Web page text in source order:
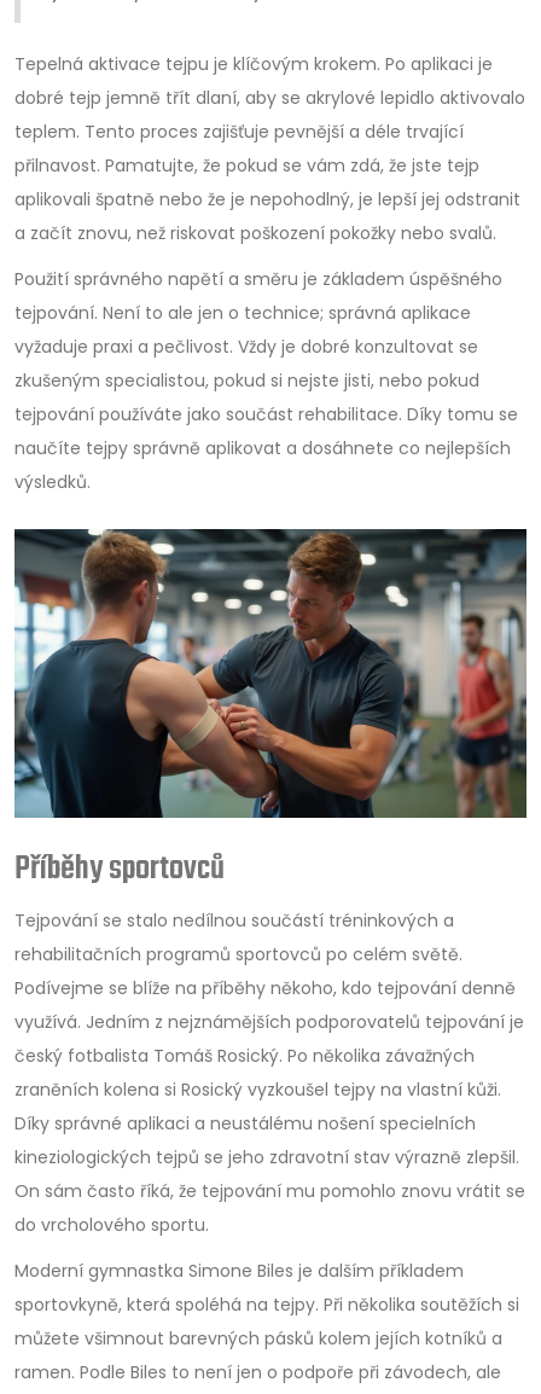
Tepelná aktivace tejpu je klíčovým krokem. Po aplikaci je
dobré tejp jemně třít dlaní, aby se akrylové lepidlo aktivovalo
teplem. Tento proces zajišťuje pevnější a déle trvající
přilnavost. Pamatujte, že pokud se vám zdá, že jste tejp
aplikovali špatně nebo že je nepohodlný, je lepší jej odstranit
a začít znovu, než riskovat poškození pokožky nebo svalů.
Použití správného napětí a směru je základem úspěšného
tejpování. Není to ale jen o technice; správná aplikace
vyžaduje praxi a pečlivost. Vždy je dobré konzultovat se
zkušeným specialistou, pokud si nejste jisti, nebo pokud
tejpování používáte jako součást rehabilitace. Díky tomu se
naučíte tejpy správně aplikovat a dosáhnete co nejlepších
výsledků.
Příběhy sportovců
Tejpování se stalo nedílnou součástí tréninkových a
rehabilitačních programů sportovců po celém světě.
Podívejme se blíže na příběhy někoho, kdo tejpování denně
využívá. Jedním z nejznámějších podporovatelů tejpování je
český fotbalista Tomáš Rosický. Po několika závažných
zraněních kolena si Rosický vyzkoušel tejpy na vlastní kůži.
Díky správné aplikaci a neustálému nošení specielních
kineziologických tejpů se jeho zdravotní stav výrazně zlepšil.
On sám často říká, že tejpování mu pomohlo znovu vrátit se
do vrcholového sportu.
Moderní gymnastka Simone Biles je dalším příkladem
sportovkyně, která spoléhá na tejpy. Při několika soutěžích si
můžete všimnout barevných pásků kolem jejích kotníků a
ramen. Podle Biles to není jen o podpoře při závodech, ale